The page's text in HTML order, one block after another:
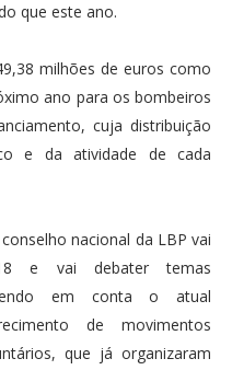
que este ano.
milhões de euros como
ano para os bombeiros
cuja distribuição
e da atividade de cada
nacional da LBP vai
e vai debater temas
tendo em conta o atual
de movimentos
que já organizaram